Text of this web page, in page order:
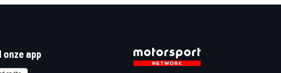
onze app